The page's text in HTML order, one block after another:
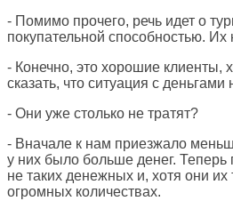
- Помимо прочего, речь идет о
покупательной способностью. Их
- Конечно, это хорошие клиенты,
сказать, что ситуация с
- Они уже столько не тратят?
- Вначале к нам приезжало
у них было больше денег.
не таких денежных и, хотя они их
огромных количествах.